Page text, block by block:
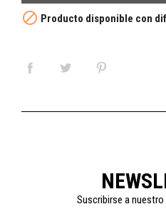
 Producto disponible con
Suscribirse a